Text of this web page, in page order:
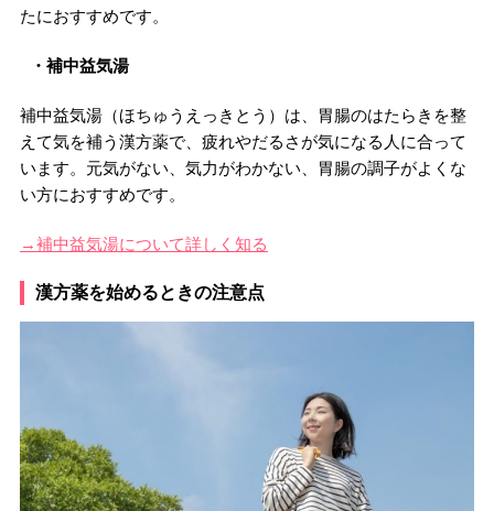
たにおすすめです。
・補中益気湯
補中益気湯（ほちゅうえっきとう）は、胃腸のはたらきを整
えて気を補う漢方薬で、疲れやだるさが気になる人に合って
います。元気がない、気力がわかない、胃腸の調子がよくな
い方におすすめです。
→補中益気湯について詳しく知る
漢方薬を始めるときの注意点